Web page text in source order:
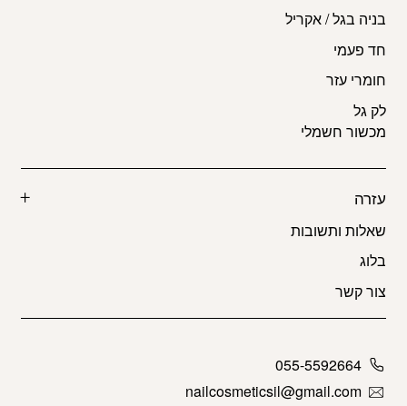
בניה בגל / אקריל
חד פעמי
חומרי עזר
לק גל
מכשור חשמלי
עזרה
שאלות ותשובות
בלוג
צור קשר
055-5592664
nailcosmeticsil@gmail.com